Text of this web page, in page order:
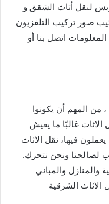
لنقل أثاث الشقق و
صور تركيب التلفزيون
اتصل بنا أو
، من المهم أن يكونوا
غالبًا ما يعيش
فيها، نقل الاثاث
لصالحنا ونحن نتحرك.
والمباني
الشرقية